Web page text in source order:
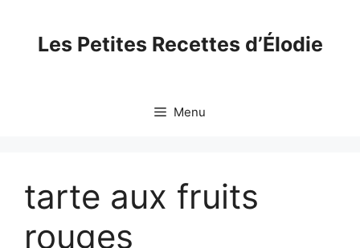
contentLes Petites Recettes d’Élodie
Menu
tarte aux fruits
rouges